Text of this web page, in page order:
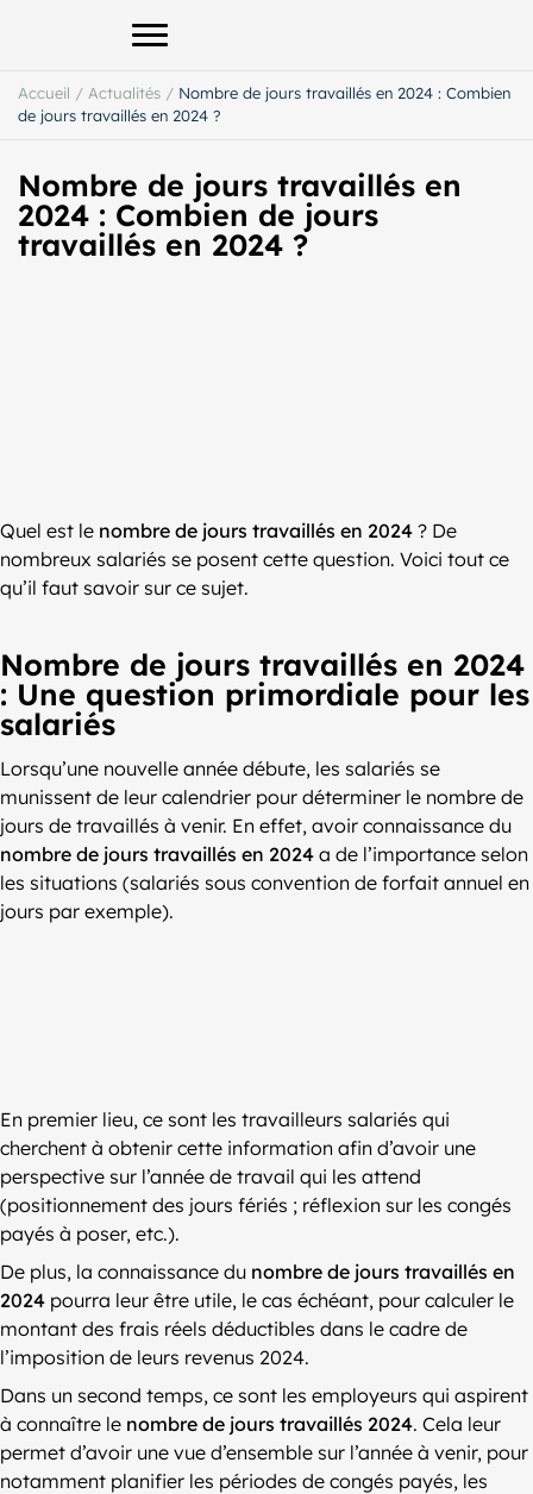
Afficher le menu principal
Accueil / Actualités / Nombre de jours travaillés en 2024 : Combien
de jours travaillés en 2024 ?
Nombre de jours travaillés en
2024 : Combien de jours
travaillés en 2024 ?
Quel est le nombre de jours travaillés en 2024 ? De
nombreux salariés se posent cette question. Voici tout ce
qu’il faut savoir sur ce sujet.
Nombre de jours travaillés en 2024
: Une question primordiale pour les
salariés
Lorsqu’une nouvelle année débute, les salariés se
munissent de leur calendrier pour déterminer le nombre de
jours de travaillés à venir. En effet, avoir connaissance du
nombre de jours travaillés en 2024 a de l’importance selon
les situations (salariés sous convention de forfait annuel en
jours par exemple).
En premier lieu, ce sont les travailleurs salariés qui
cherchent à obtenir cette information afin d’avoir une
perspective sur l’année de travail qui les attend
(positionnement des jours fériés ; réflexion sur les congés
payés à poser, etc.).
De plus, la connaissance du nombre de jours travaillés en
2024 pourra leur être utile, le cas échéant, pour calculer le
montant des frais réels déductibles dans le cadre de
l’imposition de leurs revenus 2024.
Dans un second temps, ce sont les employeurs qui aspirent
à connaître le nombre de jours travaillés 2024. Cela leur
permet d’avoir une vue d’ensemble sur l’année à venir, pour
notamment planifier les périodes de congés payés, les